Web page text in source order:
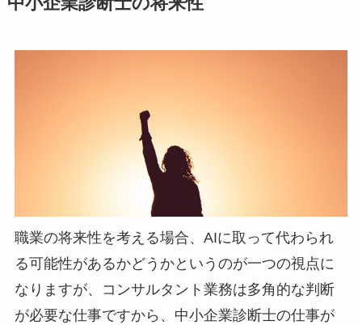
職業の将来性を考える場合、AIに取って代わられ
る可能性があるかどうかというのが一つの視点に
なりますが、コンサルタント業務は多角的な判断
が必要な仕事ですから、中小企業診断士の仕事が